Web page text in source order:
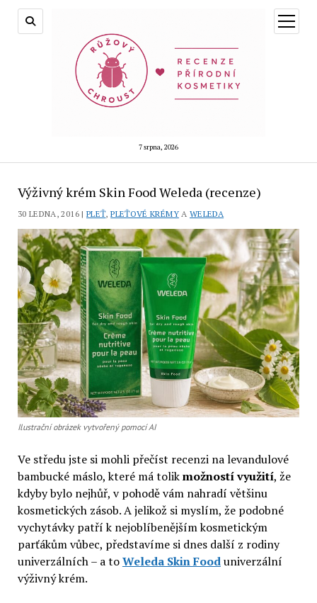
7 srpna, 2026
otevřít
menu
Výživný krém Skin Food Weleda (recenze)
30 LEDNA, 2016 |PLEŤ,PLEŤOVÉ KRÉMYA WELEDA
Ilustrační obrázek vytvořený pomocí AI
Ve středu jste si mohli přečíst recenzi na levandulové
bambucké máslo, které má tolikmožností využití, že
kdyby bylo nejhůř, v pohodě vám nahradí většinu
kosmetických zásob. A jelikož si myslím, že podobné
vychytávky patří k nejoblíbenějším kosmetickým
parťákům vůbec, představíme si dnes další z rodiny
univerzálních – a toWeleda Skin Fooduniverzální
výživný krém.